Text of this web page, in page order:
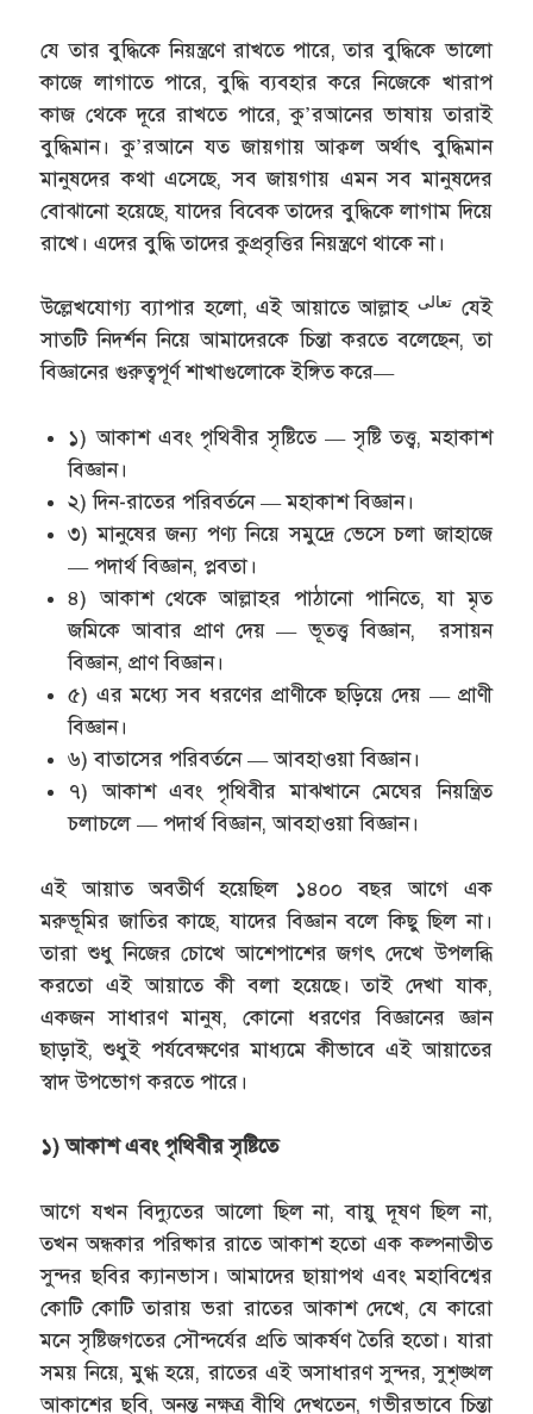
যে তার বুদ্ধিকে নিয়ন্ত্রণে রাখতে পারে, তার বুদ্ধিকে ভালো
কাজে লাগাতে পারে, বুদ্ধি ব্যবহার করে নিজেকে খারাপ
কাজ থেকে দূরে রাখতে পারে, কু’রআনের ভাষায় তারাই
বুদ্ধিমান। কু’রআনে যত জায়গায় আক্বল অর্থাৎ বুদ্ধিমান
মানুষদের কথা এসেছে, সব জায়গায় এমন সব মানুষদের
বোঝানো হয়েছে, যাদের বিবেক তাদের বুদ্ধিকে লাগাম দিয়ে
রাখে। এদের বুদ্ধি তাদের কুপ্রবৃত্তির নিয়ন্ত্রণে থাকে না।
উল্লেখযোগ্য ব্যাপার হলো, এই আয়াতে আল্লাহ تعالىযেই
সাতটি নিদর্শন নিয়ে আমাদেরকে চিন্তা করতে বলেছেন, তা
বিজ্ঞানের গুরুত্বপূর্ণ শাখাগুলোকে ইঙ্গিত করে—
১) আকাশ এবং পৃথিবীর সৃষ্টিতে — সৃষ্টি তত্ত্ব, মহাকাশ
বিজ্ঞান।
২) দিন-রাতের পরিবর্তনে — মহাকাশ বিজ্ঞান।
৩) মানুষের জন্য পণ্য নিয়ে সমুদ্রে ভেসে চলা জাহাজে
— পদার্থ বিজ্ঞান, প্লবতা।
৪) আকাশ থেকে আল্লাহর পাঠানো পানিতে, যা মৃত
জমিকে আবার প্রাণ দেয় — ভূতত্ত্ব বিজ্ঞান, রসায়ন
বিজ্ঞান, প্রাণ বিজ্ঞান।
৫) এর মধ্যে সব ধরণের প্রাণীকে ছড়িয়ে দেয় — প্রাণী
বিজ্ঞান।
৬) বাতাসের পরিবর্তনে — আবহাওয়া বিজ্ঞান।
৭) আকাশ এবং পৃথিবীর মাঝখানে মেঘের নিয়ন্ত্রিত
চলাচলে — পদার্থ বিজ্ঞান, আবহাওয়া বিজ্ঞান।
এই আয়াত অবতীর্ণ হয়েছিল ১৪০০ বছর আগে এক
মরুভূমির জাতির কাছে, যাদের বিজ্ঞান বলে কিছু ছিল না।
তারা শুধু নিজের চোখে আশেপাশের জগৎ দেখে উপলব্ধি
করতো এই আয়াতে কী বলা হয়েছে। তাই দেখা যাক,
একজন সাধারণ মানুষ, কোনো ধরণের বিজ্ঞানের জ্ঞান
ছাড়াই, শুধুই পর্যবেক্ষণের মাধ্যমে কীভাবে এই আয়াতের
স্বাদ উপভোগ করতে পারে।
১) আকাশ এবং পৃথিবীর সৃষ্টিতে
আগে যখন বিদ্যুতের আলো ছিল না, বায়ু দূষণ ছিল না,
তখন অন্ধকার পরিষ্কার রাতে আকাশ হতো এক কল্পনাতীত
সুন্দর ছবির ক্যানভাস। আমাদের ছায়াপথ এবং মহাবিশ্বের
কোটি কোটি তারায় ভরা রাতের আকাশ দেখে, যে কারো
মনে সৃষ্টিজগতের সৌন্দর্যের প্রতি আকর্ষণ তৈরি হতো। যারা
সময় নিয়ে, মুগ্ধ হয়ে, রাতের এই অসাধারণ সুন্দর, সুশৃঙ্খল
আকাশের ছবি, অনন্ত নক্ষত্র বীথি দেখতেন, গভীরভাবে চিন্তা